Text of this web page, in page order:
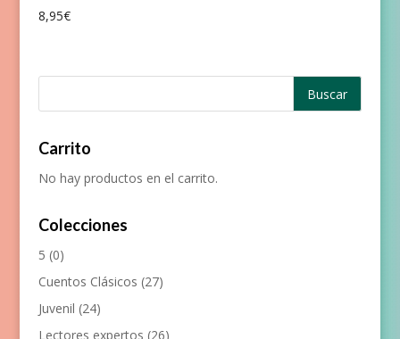
8,95€
Carrito
No hay productos en el carrito.
Colecciones
5 (0)
Cuentos Clásicos (27)
Juvenil (24)
Lectores expertos (26)